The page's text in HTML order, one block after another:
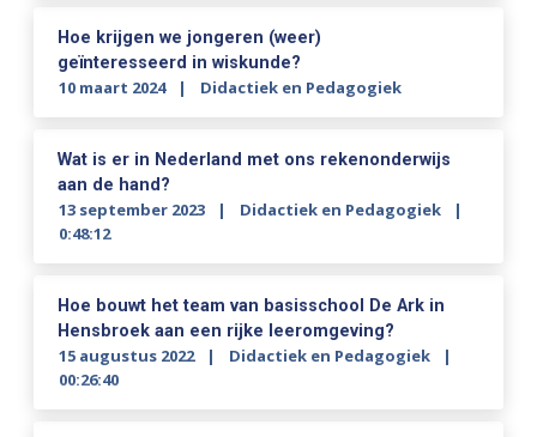
Hoe krijgen we jongeren (weer)
geïnteresseerd in wiskunde?
10 maart 2024 Didactiek en Pedagogiek
Wat is er in Nederland met ons rekenonderwijs
aan de hand?
13 september 2023
Didactiek en Pedagogiek
0:48:12
Hoe bouwt het team van basisschool De Ark in
Hensbroek aan een rijke leeromgeving?
15 augustus 2022
Didactiek en Pedagogiek
00:26:40